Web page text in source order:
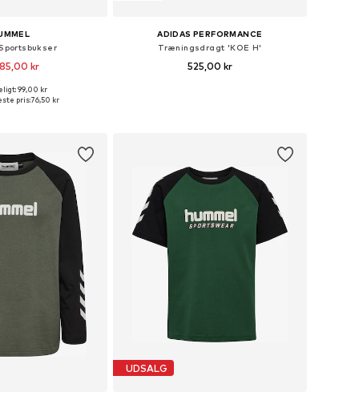
kr
størrelser
99,00 kr
pris:76,50 kr
ADIDAS PERFORMANCE
Træningsdragt 'KOE H'
525,00 kr
UDSALG